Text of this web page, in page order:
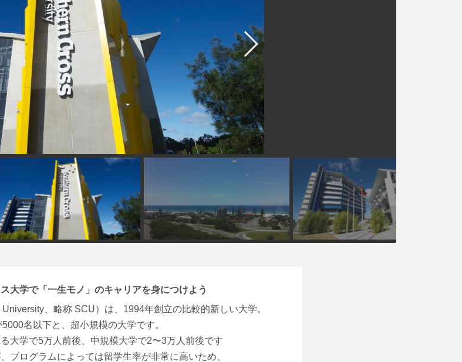
大学で「一生モノ」のキャリアを身につけよう
、略称 SCU）は、1994年創立の比較的新しい大学。
名以下と、超小規模の大学です。
大学で5万人前後、中規模大学で2〜3万人前後です
プログラムによっては留学生率が非常に高いため、